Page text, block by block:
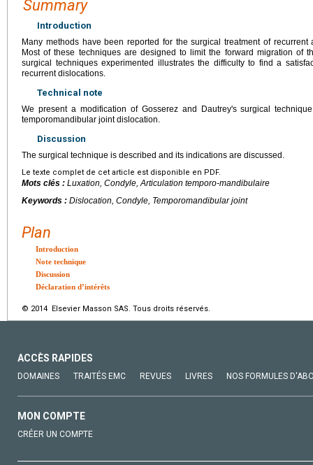
Summary
Introduction
Many methods have been reported for the surgical treatment of recurrent
Most of these techniques are designed to limit the forward migration of
surgical techniques experimented illustrates the difficulty to find a
recurrent dislocations.
Technical note
We present a modification of Gosserez and Dautrey's surgical
temporomandibular joint dislocation.
Discussion
The surgical technique is described and its indications are discussed.
Le texte complet de cet article est disponible en PDF.
Mots clés : Luxation, Condyle, Articulation temporo-mandibulaire
Keywords : Dislocation, Condyle, Temporomandibular joint
Plan
Introduction
Note technique
Discussion
Déclaration d’intérêts
© 2014 Elsevier Masson SAS. Tous droits réservés.
ACCÈS RAPIDES
DOMAINES TRAITÉS EMC REVUES LIVRES NOS FORMULES
MON COMPTE
CRÉER UN COMPTE